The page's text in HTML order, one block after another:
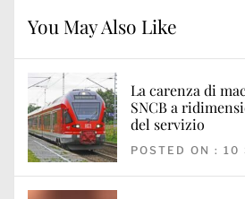
You May Also Like
La carenza di
SNCB a
del servizio
POSTED ON : 10